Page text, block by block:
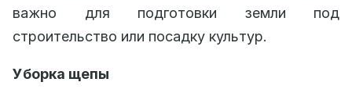
важно для подготовки земли под
строительство или посадку культур.
Уборка щепы